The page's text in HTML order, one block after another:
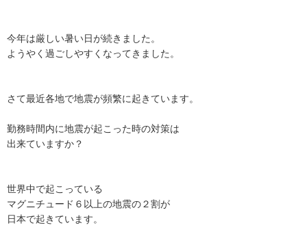
今年は厳しい暑い日が続きました。
ようやく過ごしやすくなってきました。
さて最近各地で地震が頻繁に起きています。
勤務時間内に地震が起こった時の対策は
出来ていますか？
世界中で起こっている
マグニチュード６以上の地震の２割が
日本で起きています。